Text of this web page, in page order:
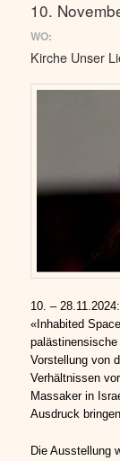
10.
WO:
Kirche Unser
10. –
«Inhabited
palästinensische
Vorstellung von
Verhältnissen
Massaker in
Ausdruck bringen.
Die Ausstellung